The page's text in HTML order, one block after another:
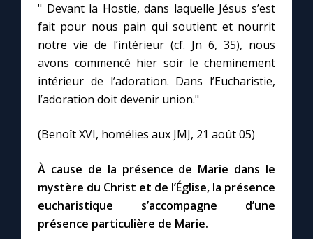
À la une
1000 Raisons de Croire
Faire un don
Marie de Nazareth
" Devant la Hostie, dans laquelle Jésus s’est
fait pour nous pain qui soutient et nourrit
notre vie de l’intérieur (cf. Jn 6, 35), nous
avons commencé hier soir le cheminement
intérieur de l’adoration. Dans l’Eucharistie,
l’adoration doit devenir union."
(Benoît XVI, homélies aux JMJ, 21 août 05)
À cause de la présence de Marie dans le
mystère du Christ et de l’Église, la présence
eucharistique s’accompagne d’une
présence particulière de Marie.